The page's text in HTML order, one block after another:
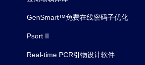
GenSmart™免费在线密码子优化
Psort II
Real-time PCR引物设计软件